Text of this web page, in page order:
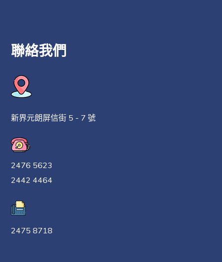
聯絡我們
新界元朗屏信街 5 - 7 號
2476 5623
2442 4464
2475 8718